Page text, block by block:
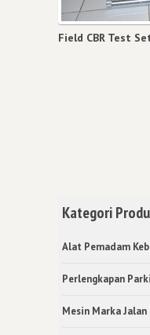
Field CBR Test
Kategori
Alat Pemadam
Perlengkapan
Mesin Marka Jalan